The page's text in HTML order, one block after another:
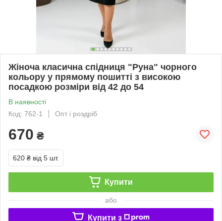
Жіноча класична спідниця "Руна" чорного
кольору у прямому пошитті з високою
посадкою розміри від 42 до 54
В наявності
Код: 762-1
Опт і роздріб
670 ₴
620 ₴ від 5 шт.
Купити
або
Купити з